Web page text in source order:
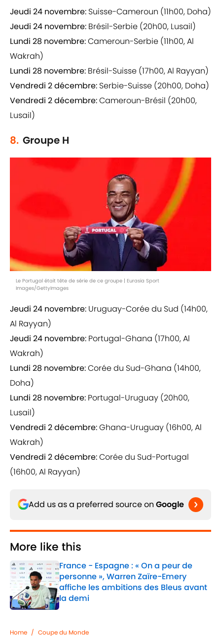
Jeudi 24 novembre: Suisse-Cameroun (11h00, Doha)
Jeudi 24 novembre: Brésil-Serbie (20h00, Lusail)
Lundi 28 novembre:Cameroun-Serbie (11h00, Al
Wakrah)
Lundi 28 novembre: Brésil-Suisse (17h00, Al Rayyan)
Vendredi 2 décembre: Serbie-Suisse (20h00, Doha)
Vendredi 2 décembre:Cameroun-Brésil (20h00,
Lusail)
8. Groupe H
Le Portugal était tête de série de ce groupe | Eurasia Sport
Images/GettyImages
Jeudi 24 novembre: Uruguay-Corée du Sud (14h00,
Al Rayyan)
Jeudi 24 novembre: Portugal-Ghana (17h00, Al
Wakrah)
Lundi 28 novembre:Corée du Sud-Ghana (14h00,
Doha)
Lundi 28 novembre: Portugal-Uruguay (20h00,
Lusail)
Vendredi 2 décembre:Ghana-Uruguay (16h00, Al
Wakrah)
Vendredi 2 décembre:Corée du Sud-Portugal
(16h00, Al Rayyan)
Add us as a preferred source on Google
More like this
France - Espagne : « On a peur de
personne », Warren Zaïre-Emery
affiche les ambitions des Bleus avant
la demi
Published by on Invalid Date
Home / Coupe du Monde